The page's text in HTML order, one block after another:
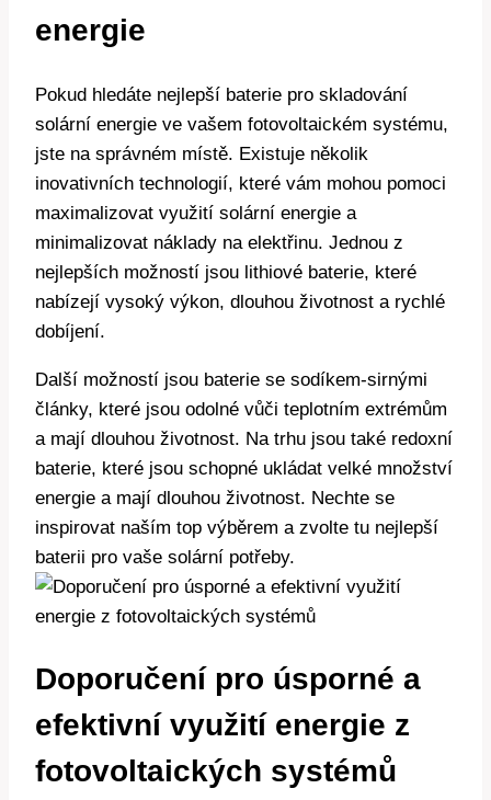
energie
Pokud hledáte nejlepší baterie pro skladování
solární energie ve vašem fotovoltaickém systému,
jste na správném místě. Existuje několik
inovativních technologií, které vám mohou pomoci
maximalizovat využití solární energie a
minimalizovat náklady na elektřinu. Jednou z
nejlepších možností jsou lithiové baterie, které
nabízejí vysoký výkon, dlouhou životnost a rychlé
dobíjení.
Další možností jsou baterie se sodíkem-sirnými
články, které jsou odolné vůči teplotním extrémům
a mají dlouhou životnost. Na trhu jsou také redoxní
baterie, které jsou schopné ukládat velké množství
energie a mají dlouhou životnost. Nechte se
inspirovat naším top výběrem a zvolte tu nejlepší
baterii pro vaše solární potřeby.
Doporučení pro úsporné a
efektivní využití energie z
fotovoltaických systémů